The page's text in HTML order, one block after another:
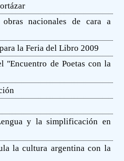
nacionales de cara a
la Feria del Libro 2009
''Encuentro de Poetas con la
y la simplificación en
la cultura argentina con la